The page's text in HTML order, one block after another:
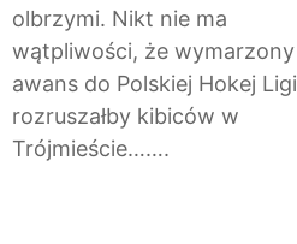
olbrzymi. Nikt nie ma
wątpliwości, że wymarzony
awans do Polskiej Hokej Ligi
rozruszałby kibiców w
Trójmieście…….